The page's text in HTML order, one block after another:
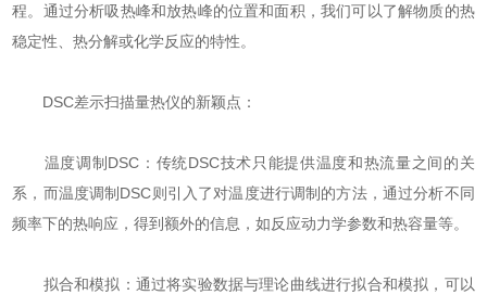
程。通过分析吸热峰和放热峰的位置和面积，我们可以了解物质的热
稳定性、热分解或化学反应的特性。
DSC差示扫描量热仪的新颖点：
温度调制DSC：传统DSC技术只能提供温度和热流量之间的关
系，而温度调制DSC则引入了对温度进行调制的方法，通过分析不同
频率下的热响应，得到额外的信息，如反应动力学参数和热容量等。
拟合和模拟：通过将实验数据与理论曲线进行拟合和模拟，可以